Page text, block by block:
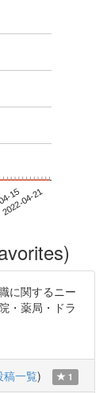
15
2022-04-21
に関するニー
・薬局・ドラ
稿一覧) 1